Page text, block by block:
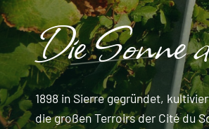
Die Sonne
1898 in Sierre gegründet,
die großen Terroirs der Cité du